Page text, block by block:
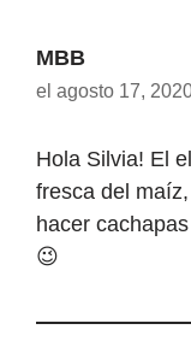
MBB
el agosto 17,
Hola Silvia! El
fresca del
hacer
😉